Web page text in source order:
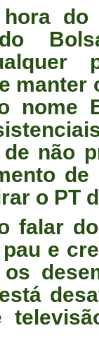
do
nome
não
o PT
falar
e